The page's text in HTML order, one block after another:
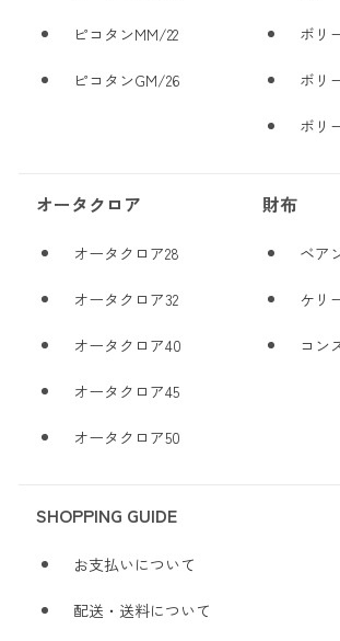
ピコタンMM/22
ピコタンGM/26
ボリ
ボリ
ボリ
オータクロア
オータクロア28
オータクロア32
オータクロア40
オータクロア45
オータクロア50
財布
ベア
ケリ
コン
SHOPPING GUIDE
お支払いについて
配送・送料について